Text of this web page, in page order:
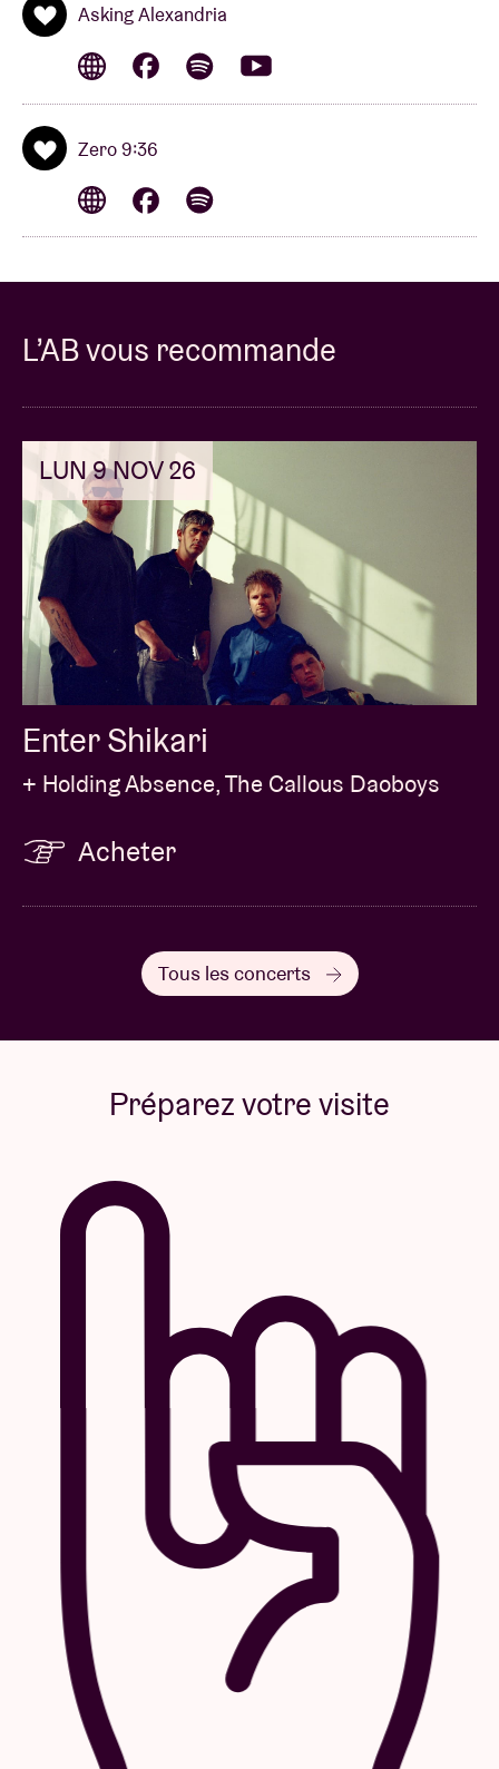
Asking Alexandria
Zero 9:36
L’AB vous recommande
LUN 9 NOV 26
Enter Shikari
+ Holding Absence, The Callous Daoboys
Acheter
Tous les concerts
Préparez votre visite